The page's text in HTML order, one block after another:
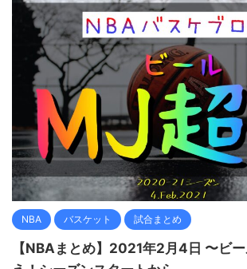
NBA バスケット 試合まとめ
【NBAまとめ】2021年2月4日 〜ビ